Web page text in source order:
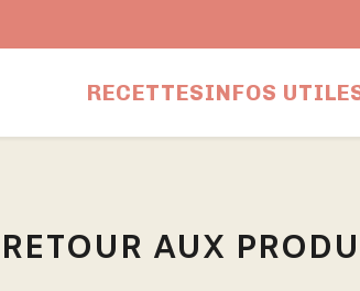
RECETTESINFOS
RETOUR AUX